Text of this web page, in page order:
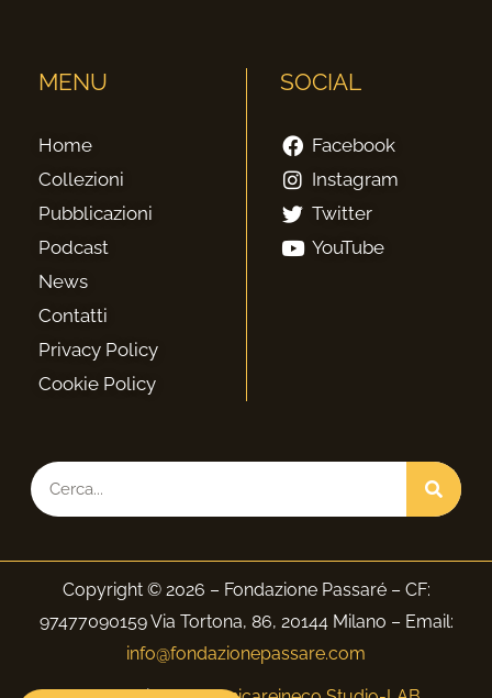
MENU
Home
Collezioni
Pubblicazioni
Podcast
News
Contatti
Privacy Policy
Cookie Policy
SOCIAL
Facebook
Instagram
Twitter
YouTube
Cerca
Copyright © 2026 – Fondazione Passaré – CF:
97477090159 Via Tortona, 86, 20144 Milano – Email:
info@fondazionepassare.com